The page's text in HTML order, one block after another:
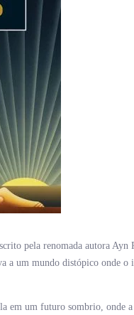
pela renomada autora Ayn
a um mundo distópico onde o
em um futuro sombrio, onde a